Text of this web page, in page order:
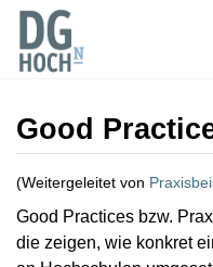
Good
(Weitergeleitet von
Wechseln zu: Navigation
Good Practices bzw.
die zeigen, wie konkret